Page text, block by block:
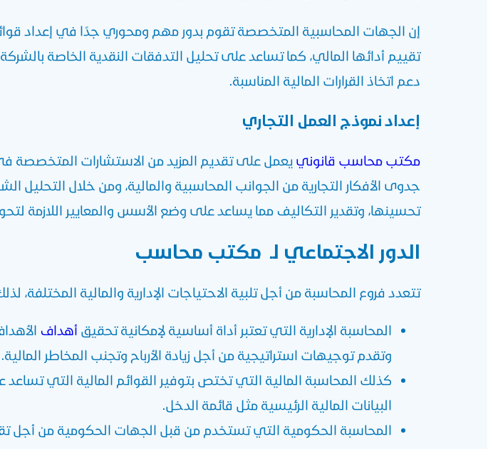
إن الجهات المحاسبية المتخصصة تقوم بدور مهم ومحوري جدًا في إعداد
تقييم أدائها المالي، كما تساعد على تحليل التدفقات النقدية الخاصة
دعم اتخاذ القرارات المالية المناسبة.
إعداد نموذج العمل التجاري
مكتب محاسب قانوني يعمل على تقديم المزيد من الاستشارات المتخصصة
جدوى الأفكار التجارية من الجوانب المحاسبية والمالية، ومن خلال
تحسينها، وتقدير التكاليف مما يساعد على وضع الأسس والمعايير اللازمة
الدور الاجتماعي لـ مكتب محاسب
تتعدد فروع المحاسبة من أجل تلبية الاحتياجات الإدارية والمالية
المحاسبة الإدارية التي تعتبر أداة أساسية لإمكانية تحقيق أهداف
وتقدم توجيهات استراتيجية من أجل زيادة الأرباح وتجنب المخاطر المالية.
كذلك المحاسبة المالية التي تختص بتوفير القوائم المالية التي
البيانات المالية الرئيسية مثل قائمة الدخل.
المحاسبة الحكومية التي تستخدم من قبل الجهات الحكومية من أجل